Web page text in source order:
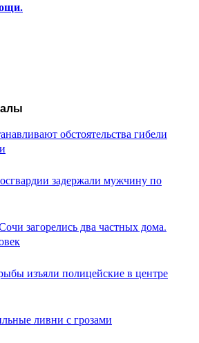
обстоятельства гибели
задержали мужчину по
загорелись два частных дома.
изъяли полицейские в центре
ливни с грозами